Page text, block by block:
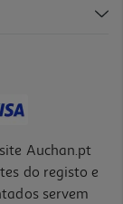
Auchan.pt
do registo e
servem